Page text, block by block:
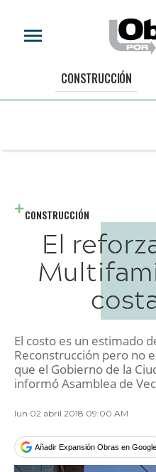
CONSTRUCCIÓN
CONSTRUCCIÓN
El
El costo es un estimado
Reconstrucción pero no
que el Gobierno de la
informó Asamblea de
lun 02 abril 2018 09:00 AM
Añadir Expansión Obras en Google